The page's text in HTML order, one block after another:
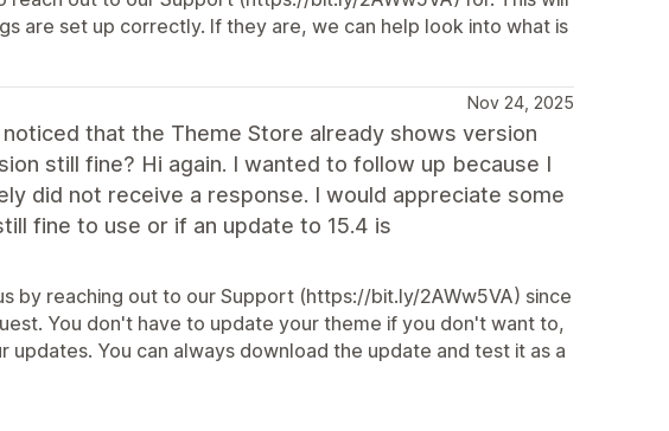
are set up correctly. If they are, we can help look into what is
Nov 24, 2025
noticed that the Theme Store already shows version
still fine? Hi again. I wanted to follow up because I
did not receive a response. I would appreciate some
fine to use or if an update to 15.4 is
by reaching out to our Support (https://bit.ly/2AWw5VA) since
You don't have to update your theme if you don't want to,
You can always download the update and test it as a